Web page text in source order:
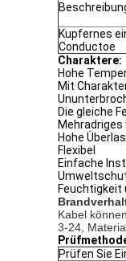
Kupfernes
Conductoe
Charaktere:
Hohe
Mit
Die gleiche
Hohe
Flexibel
Einfache
Feuchtigkeit
Kabel
3-24,
Prüfen Sie